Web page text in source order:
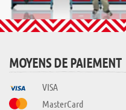
MOYENS DE PAIEMENT
VISA
MasterCard